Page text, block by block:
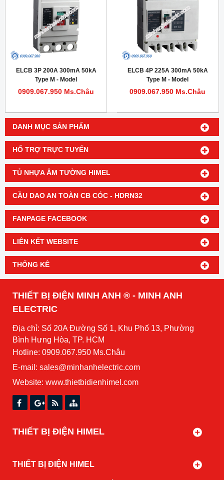
DANH MỤC SẢN PHẨM
HỔ TRỢ TRỰC TUYẾN
TỦ NHỰA ÂM TƯỜNG HIMEL
CẦU DAO AN TOÀN CB CÓC - HDRN32
FANPAGE FACEBOOK
LIÊN KẾT WEBSITE
THỐNG KÊ
ELCB 3P 200A 300mA 50kA
Type M - Model
HDM1LE400M2003T
0909.067.950 Ms.Châu
ELCB 4P 225A 300mA 50kA
Type M - Model
HDM1LE225M2254TA
0909.067.950 Ms.Châu
THIẾT BỊ ĐIỆN MINH ANH ® - MINH ANH
ELECTRIC
Địa chỉ: Số 20A Đường Số 1, Khu Phố 13, Phường
Bình Hưng Hòa, TP. HCM
Hotline: 0909.067.950 Ms.Châu
E-mail: sales@minhanhelectric.com
Website: www.thietbidienhimel.com
THIẾT BỊ ĐIỆN HIMEL
THIẾT BỊ ĐIỆN HIMEL